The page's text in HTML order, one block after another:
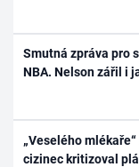
Smutná zpráva pro
NBA. Nelson zářil i
„Veselého
cizinec kritizoval